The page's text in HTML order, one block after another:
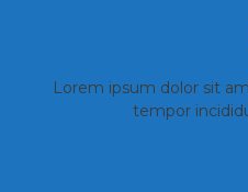
Lorem ipsum dolor sit
tempor